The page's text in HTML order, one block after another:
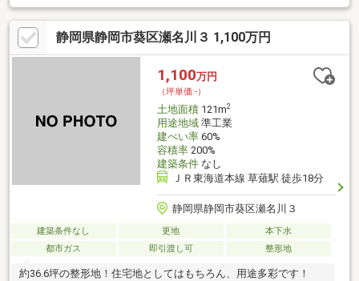
す☆来店、現地集合、送迎サービスOKです！ご購入時の住宅ロー
ン相談も無料で承ります♪物件が気になったらまずはお気に入り追
加！お好きなタイミングで【054-265-3254】へお問い合わせくだ
さい！資料請求フォームからは24時間受付中☆
静岡県静岡市葵区瀬名川３ 1,100万円
1,100万円
（坪単価:-）
土地面積121m2
用途地域準工業
建ぺい率60%
容積率200%
建築条件なし
ＪＲ東海道本線 草薙駅 徒歩18分
静岡県静岡市葵区瀬名川３
建築条件なし 更地
本下水
都市ガス
即引渡し可 整形地
約36.6坪の整形地！住宅地としてはもちろん、用途多彩です！